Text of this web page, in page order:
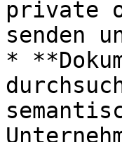
private
senden
*